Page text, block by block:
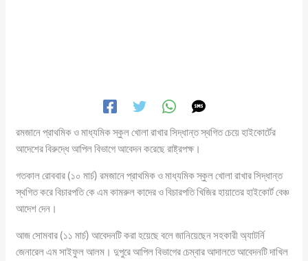
রমজানে প্রাথমিক ও মাধ্যমিক স্কুল খোলা রাখার সিদ্ধান্ত স্থগিত চেয়ে হাইকোর্টের
আদেশের বিরুদ্ধে আপিল বিভাগে আবেদন করেছে রাষ্ট্রপক্ষ।
গতকাল রোববার (১০ মার্চ) রমজানে প্রাথমিক ও মাধ্যমিক স্কুল খোলা রাখার সিদ্ধান্ত
স্থগিত করে বিচারপতি কে এম কামরুল কাদের ও বিচারপতি খিজির হায়াতের হাইকোর্ট বেঞ্চ
আদেশ দেন।
আজ সোমবার (১১ মার্চ) আবেদনটি করা হয়েছে বলে জানিয়েছেন সহকারী অ্যাটর্নি
জেনারেল এম সাইফুল আলম। দুপুরে আপিল বিভাগের চেম্বার আদালতে আবেদনটি দাখিল